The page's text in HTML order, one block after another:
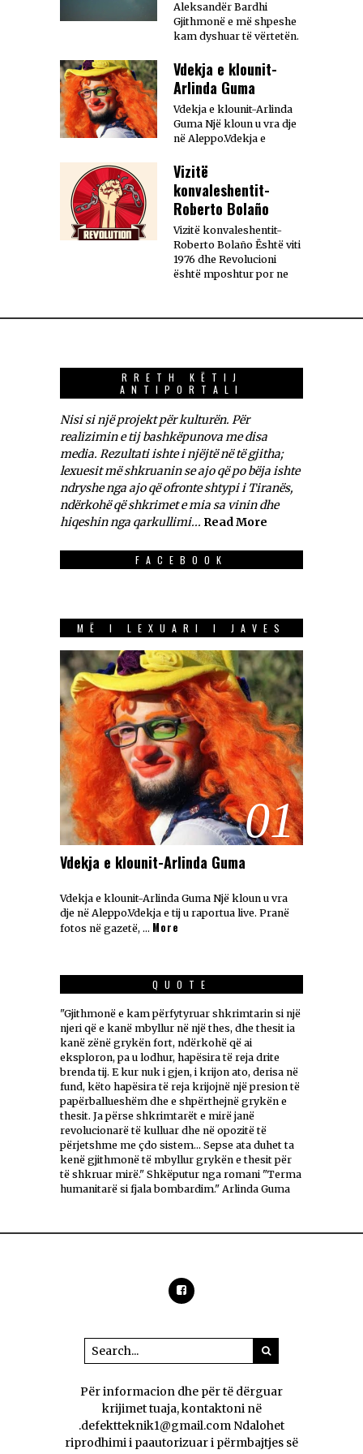
Aleksandër Bardhi
Gjithmonë e më shpeshe
kam dyshuar të vërtetën.
Vdekja e klounit-
Arlinda Guma
Vdekja e klounit-Arlinda
Guma Një kloun u vra dje
në Aleppo.Vdekja e
Vizitë
konvaleshentit-
Roberto Bolaño
Vizitë konvaleshentit-
Roberto Bolaño Është viti
1976 dhe Revolucioni
është mposhtur por ne
RRETH KËTIJ
ANTIPORTALI
Nisi si një projekt për kulturën. Për
realizimin e tij bashkëpunova me disa
media. Rezultati ishte i njëjtë në të gjitha;
lexuesit më shkruanin se ajo që po bëja ishte
ndryshe nga ajo që ofronte shtypi i Tiranës,
ndërkohë që shkrimet e mia sa vinin dhe
hiqeshin nga qarkullimi... Read More
FACEBOOK
MË I LEXUARI I JAVES
01
Vdekja e klounit-Arlinda Guma
Vdekja e klounit-Arlinda Guma Një kloun u vra
dje në Aleppo.Vdekja e tij u raportua live. Pranë
fotos në gazetë, … More
QUOTE
"Gjithmonë e kam përfytyruar shkrimtarin si një
njeri që e kanë mbyllur në një thes, dhe thesit ia
kanë zënë grykën fort, ndërkohë që ai
eksploron, pa u lodhur, hapësira të reja drite
brenda tij. E kur nuk i gjen, i krijon ato, derisa në
fund, këto hapësira të reja krijojnë një presion të
papërballueshëm dhe e shpërthejnë grykën e
thesit. Ja përse shkrimtarët e mirë janë
revolucionarë të kulluar dhe në opozitë të
përjetshme me çdo sistem... Sepse ata duhet ta
kenë gjithmonë të mbyllur grykën e thesit për
të shkruar mirë." Shkëputur nga romani "Terma
humanitarë si fjala bombardim." Arlinda Guma
Për informacion dhe për të dërguar
krijimet tuaja, kontaktoni në
.defektteknik1@gmail.com Ndalohet
riprodhimi i paautorizuar i përmbajtjes së